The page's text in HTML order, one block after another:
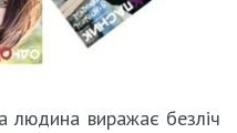
виражає безліч